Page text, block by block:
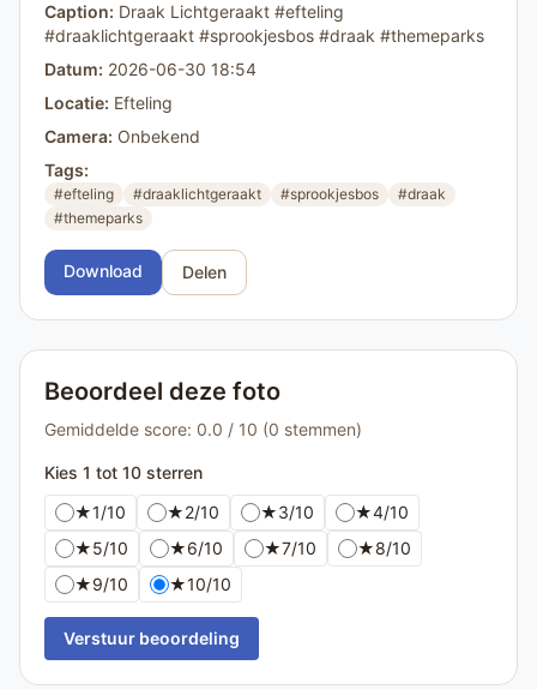
Caption: Draak Lichtgeraakt #efteling
#draaklichtgeraakt #sprookjesbos #draak #themeparks
Datum: 2026-06-30 18:54
Locatie: Efteling
Camera: Onbekend
Tags:
#efteling #draaklichtgeraakt #sprookjesbos
#draak
#themeparks
Download Delen
Beoordeel deze foto
Gemiddelde score: 0.0 / 10 (0 stemmen)
Kies 1 tot 10 sterren
★1/10 ★2/10 ★3/10 ★4/10
★5/10 ★6/10 ★7/10 ★8/10
★9/10 ★10/10
Verstuur beoordeling